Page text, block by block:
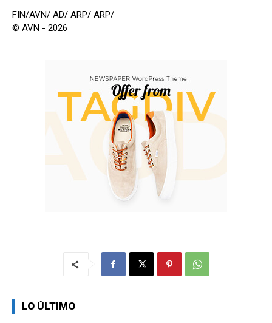
FIN/AVN/ AD/ ARP/ ARP/
© AVN - 2026
LO ÚLTIMO